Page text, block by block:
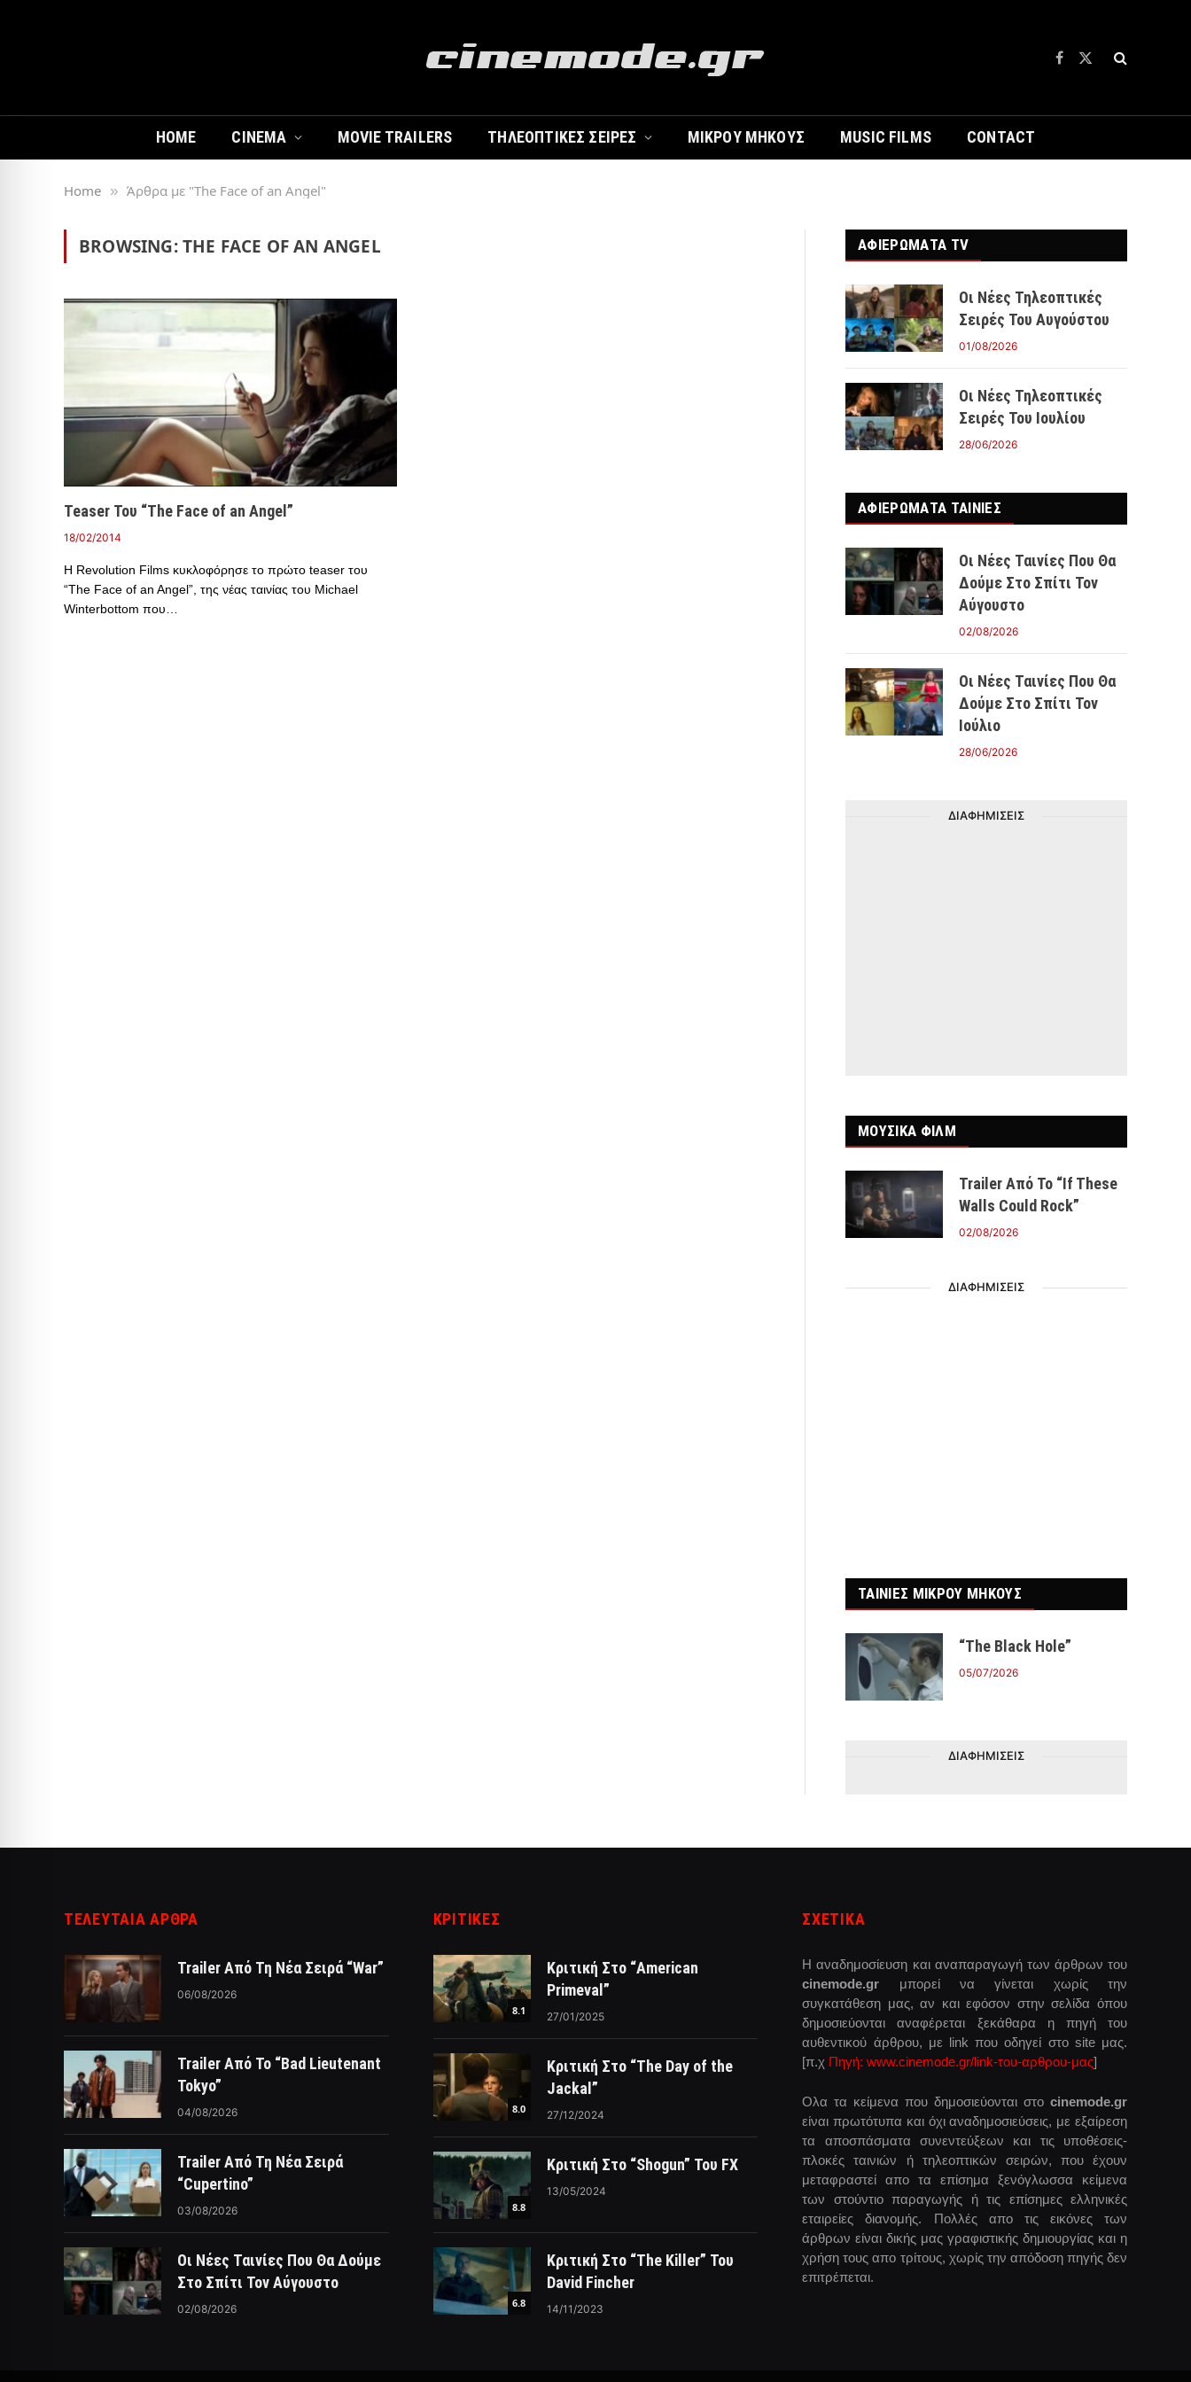
Facebook
X
HOME CINEMA MOVIE TRAILERS ΤΗΛΕΟΠΤΙΚΈΣ ΣΕΙΡΈΣ ΜΙΚΡΟΎ ΜΉΚΟΥΣ MUSIC FILMS CONTACT
Home » Άρθρα με "The Face of an Angel"
BROWSING:THE FACE OF AN ANGEL
Teaser Του “The Face of an Angel”
18/02/2014
Η Revolution Films κυκλοφόρησε το πρώτο teaser του
“The Face of an Angel”, της νέας ταινίας του Michael
Winterbottom που…
ΑΦΙΕΡΩΜΑΤΑ TV
Οι Νέες Τηλεοπτικές
Σειρές Του Αυγούστου
01/08/2026
Οι Νέες Τηλεοπτικές
Σειρές Του Ιουλίου
28/06/2026
ΑΦΙΕΡΩΜΑΤΑ ΤΑΙΝΊΕΣ
Οι Νέες Ταινίες Που Θα
Δούμε Στο Σπίτι Τον
Αύγουστο
02/08/2026
Οι Νέες Ταινίες Που Θα
Δούμε Στο Σπίτι Τον
Ιούλιο
28/06/2026
ΔΙΑΦΗΜΙΣΕΙΣ
ΜΟΥΣΙΚΑ ΦΙΛΜ
Trailer Από Το “If These
Walls Could Rock”
02/08/2026
ΔΙΑΦΗΜΙΣΕΙΣ
ΤΑΙΝΙΕΣ ΜΙΚΡΟΥ ΜΗΚΟΥΣ
“The Black Hole”
05/07/2026
ΔΙΑΦΗΜΙΣΕΙΣ
ΤΕΛΕΥΤΑΙΑ ΑΡΘΡΑ
Trailer Από Τη Νέα Σειρά “War”
06/08/2026
Trailer Από Το “Bad Lieutenant
Tokyo”
04/08/2026
Trailer Από Τη Νέα Σειρά
“Cupertino”
03/08/2026
Οι Νέες Ταινίες Που Θα Δούμε
Στο Σπίτι Τον Αύγουστο
02/08/2026
ΚΡΙΤΙΚΈΣ
8.1
Κριτική Στο “American
Primeval”
27/01/2025
8.0
Κριτική Στο “The Day of the
Jackal”
27/12/2024
8.8
Κριτική Στο “Shogun” Του FX
13/05/2024
6.8
Κριτική Στο “The Killer” Του
David Fincher
14/11/2023
ΣΧΕΤΙΚΑ
Η αναδημοσίευση και αναπαραγωγή των άρθρων του
cinemode.gr μπορεί να γίνεται χωρίς την
συγκατάθεση μας, αν και εφόσον στην σελίδα όπου
δημοσιεύονται αναφέρεται ξεκάθαρα η πηγή του
αυθεντικού άρθρου, με link που οδηγεί στο site μας.
[π.χ Πηγή: www.cinemode.gr/link-του-αρθρου-μας]
Ολα τα κείμενα που δημοσιεύονται στο cinemode.gr
είναι πρωτότυπα και όχι αναδημοσιεύσεις, με εξαίρεση
τα αποσπάσματα συνεντεύξεων και τις υποθέσεις-
πλοκές ταινιών ή τηλεοπτικών σειρών, που έχουν
μεταφραστεί απο τα επίσημα ξενόγλωσσα κείμενα
των στούντιο παραγωγής ή τις επίσημες ελληνικές
εταιρείες διανομής. Πολλές απο τις εικόνες των
άρθρων είναι δικής μας γραφιστικής δημιουργίας και η
χρήση τους απο τρίτους, χωρίς την απόδοση πηγής δεν
επιτρέπεται.